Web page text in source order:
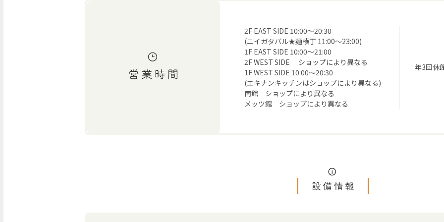
2F EAST SIDE 10:00～20:30
(ニイガタバル★麺横丁 11:00～23:00)
1F EAST SIDE 10:00～21:00
2F WEST SIDE ショップにより異なる
1F WEST SIDE 10:00～20:30
(エキナンキッチンはショップにより異なる)
南館 ショップにより異なる
メッツ館 ショップにより異なる
年3回休